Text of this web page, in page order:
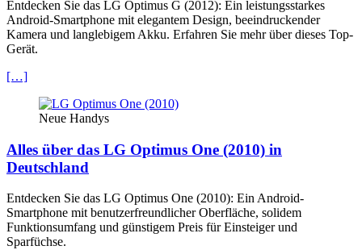
Entdecken Sie das LG Optimus G (2012): Ein leistungsstarkes
Android-Smartphone mit elegantem Design, beeindruckender
Kamera und langlebigem Akku. Erfahren Sie mehr über dieses Top-
Gerät.
[…]
Neue Handys
Alles über das LG Optimus One (2010) in
Deutschland
Entdecken Sie das LG Optimus One (2010): Ein Android-
Smartphone mit benutzerfreundlicher Oberfläche, solidem
Funktionsumfang und günstigem Preis für Einsteiger und
Sparfüchse.